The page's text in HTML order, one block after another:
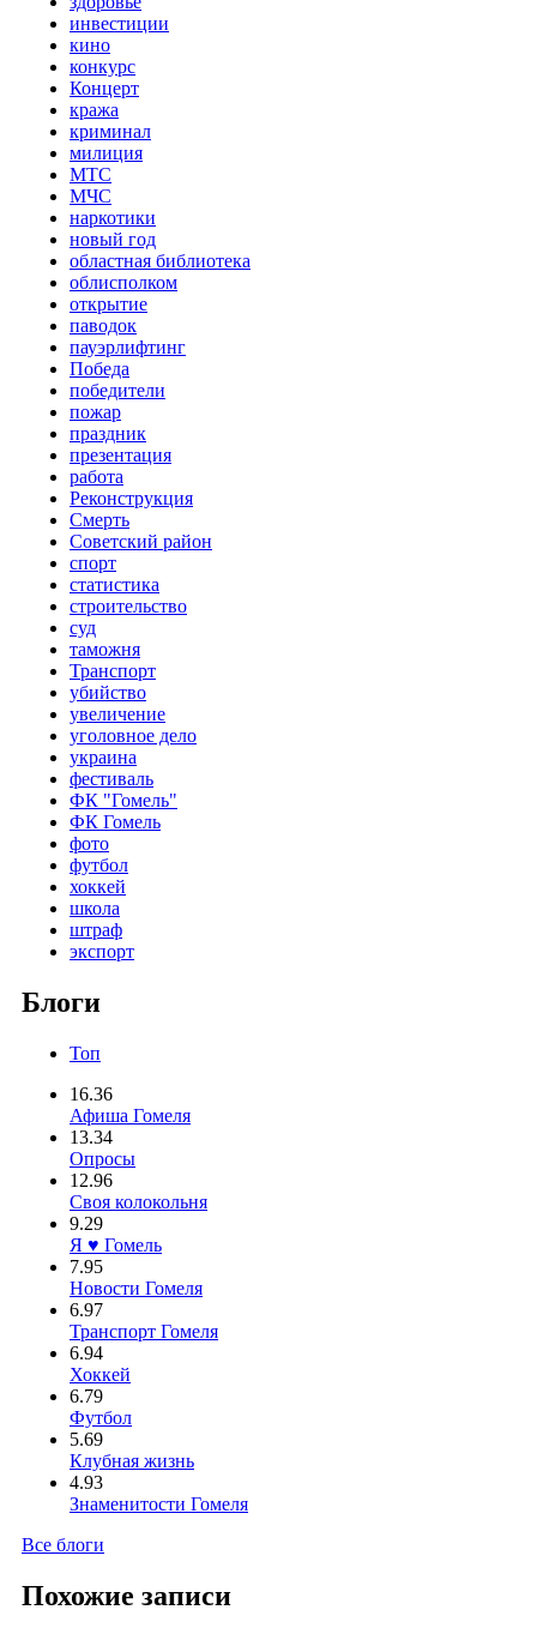
инвестиции
кино
конкурс
Концерт
кража
криминал
милиция
МТС
МЧС
наркотики
новый год
областная библиотека
облисполком
открытие
паводок
пауэрлифтинг
Победа
победители
пожар
праздник
презентация
работа
Реконструкция
Смерть
Советский район
спорт
статистика
строительство
суд
таможня
Транспорт
убийство
увеличение
уголовное дело
украина
фестиваль
ФК "Гомель"
ФК Гомель
фото
футбол
хоккей
школа
штраф
экспорт
Блоги
Топ
16.36
Афиша Гомеля
13.34
Опросы
12.96
Своя колокольня
9.29
Я ♥ Гомель
7.95
Новости Гомеля
6.97
Транспорт Гомеля
6.94
Хоккей
6.79
Футбол
5.69
Клубная жизнь
4.93
Знаменитости Гомеля
Все блоги
Похожие записи